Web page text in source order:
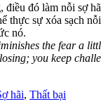
điều đó làm nỗi sợ
thực sự xóa sạch
nó.
the fear a
you keep
hãi, Thất bại